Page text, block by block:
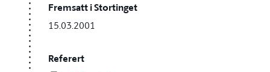
Fremsatt i Stortinget
15.03.2001
Referert